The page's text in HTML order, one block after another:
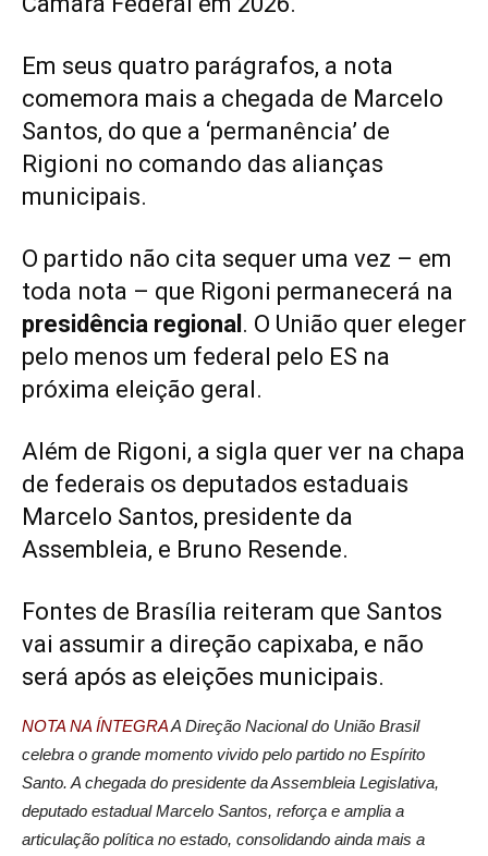
Em seus quatro parágrafos, a nota
comemora mais a chegada de Marcelo
Santos, do que a ‘permanência’ de
Rigioni no comando das alianças
municipais.
O partido não cita sequer uma vez – em
toda nota – que Rigoni permanecerá na
presidência regional . O União quer eleger
pelo menos um federal pelo ES na
próxima eleição geral.
Além de Rigoni, a sigla quer ver na chapa
de federais os deputados estaduais
Marcelo Santos, presidente da
Assembleia, e Bruno Resende.
Fontes de Brasília reiteram que Santos
vai assumir a direção capixaba, e não
será após as eleições municipais.
NOTA NA ÍNTEGRAA Direção Nacional do União Brasil
celebra o grande momento vivido pelo partido no Espírito
Santo. A chegada do presidente da Assembleia Legislativa,
deputado estadual Marcelo Santos, reforça e amplia a
articulação política no estado, consolidando ainda mais a